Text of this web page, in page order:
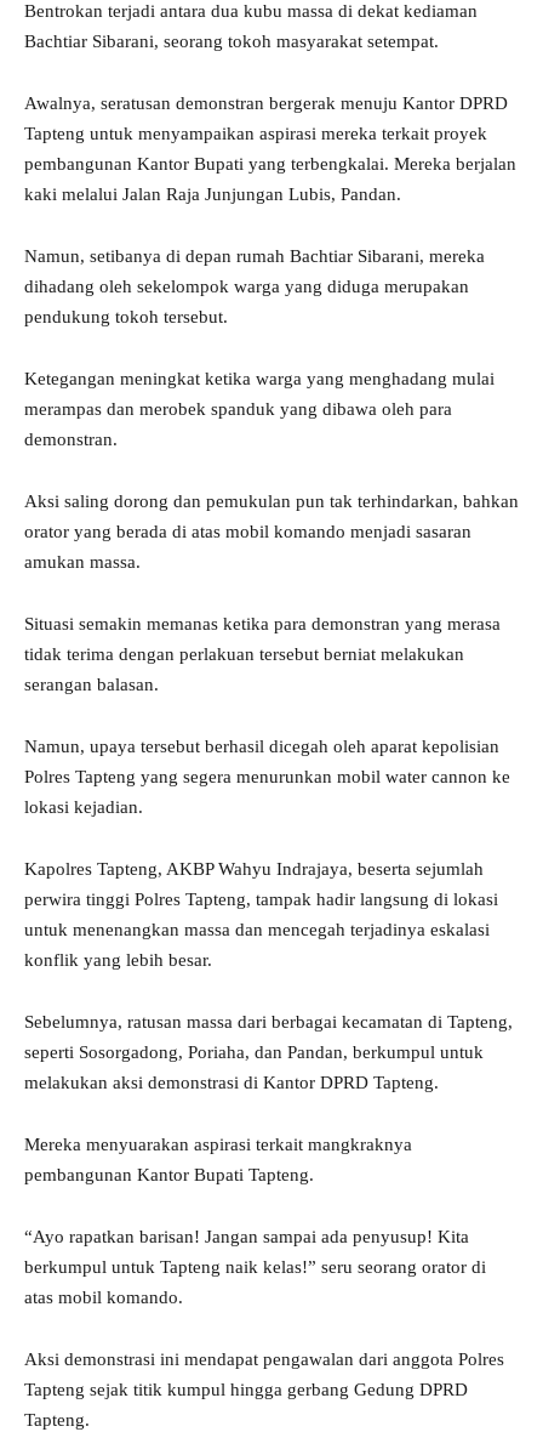
Bentrokan terjadi antara dua kubu massa di dekat kediaman
Bachtiar Sibarani, seorang tokoh masyarakat setempat.
Awalnya, seratusan demonstran bergerak menuju Kantor DPRD
Tapteng untuk menyampaikan aspirasi mereka terkait proyek
pembangunan Kantor Bupati yang terbengkalai. Mereka berjalan
kaki melalui Jalan Raja Junjungan Lubis, Pandan.
Namun, setibanya di depan rumah Bachtiar Sibarani, mereka
dihadang oleh sekelompok warga yang diduga merupakan
pendukung tokoh tersebut.
Ketegangan meningkat ketika warga yang menghadang mulai
merampas dan merobek spanduk yang dibawa oleh para
demonstran.
Aksi saling dorong dan pemukulan pun tak terhindarkan, bahkan
orator yang berada di atas mobil komando menjadi sasaran
amukan massa.
Situasi semakin memanas ketika para demonstran yang merasa
tidak terima dengan perlakuan tersebut berniat melakukan
serangan balasan.
Namun, upaya tersebut berhasil dicegah oleh aparat kepolisian
Polres Tapteng yang segera menurunkan mobil water cannon ke
lokasi kejadian.
Kapolres Tapteng, AKBP Wahyu Indrajaya, beserta sejumlah
perwira tinggi Polres Tapteng, tampak hadir langsung di lokasi
untuk menenangkan massa dan mencegah terjadinya eskalasi
konflik yang lebih besar.
Sebelumnya, ratusan massa dari berbagai kecamatan di Tapteng,
seperti Sosorgadong, Poriaha, dan Pandan, berkumpul untuk
melakukan aksi demonstrasi di Kantor DPRD Tapteng.
Mereka menyuarakan aspirasi terkait mangkraknya
pembangunan Kantor Bupati Tapteng.
“Ayo rapatkan barisan! Jangan sampai ada penyusup! Kita
berkumpul untuk Tapteng naik kelas!” seru seorang orator di
atas mobil komando.
Aksi demonstrasi ini mendapat pengawalan dari anggota Polres
Tapteng sejak titik kumpul hingga gerbang Gedung DPRD
Tapteng.